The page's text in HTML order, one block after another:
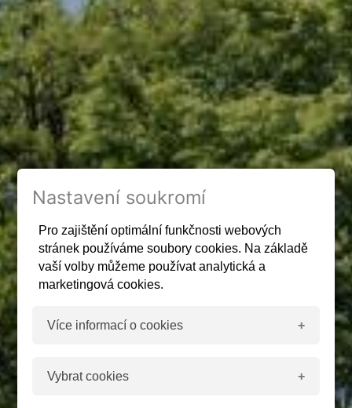
Nastavení soukromí
Pro zajištění optimální funkčnosti webových
stránek používáme soubory cookies. Na základě
vaší volby můžeme používat analytická a
marketingová cookies.
Více informací o cookies
Co jsou cookies
Vybrat cookies